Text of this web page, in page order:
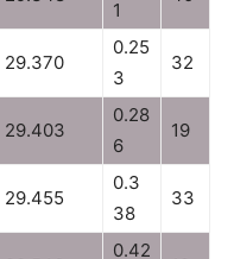
1
29.370
0.25
3
32
29.403
0.28
6
19
29.455
0.3
38
33
0.42